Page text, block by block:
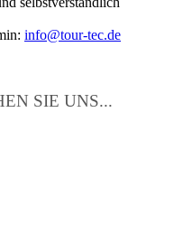
info@tour-tec.de
SIE UNS...